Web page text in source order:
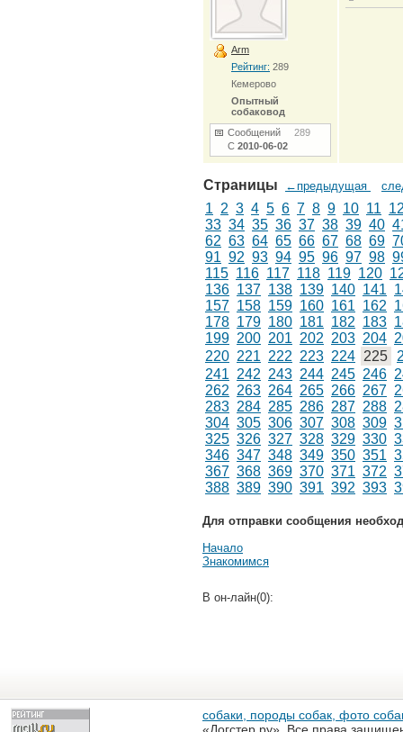
Arm
Рейтинг: 289
Кемерово
Опытный
собаковод
Сообщений 289
С 2010-06-02
Страницы ←предыдущая
1 2 3 4 5 6 7 8 9 10 11
33 34 35 36 37 38 39 40
62 63 64 65 66 67 68 69
91 92 93 94 95 96 97 98
115 116 117 118 119 120
136 137 138 139 140 141
157 158 159 160 161 162
178 179 180 181 182 183
199 200 201 202 203 204
220 221 222 223 224 225
241 242 243 244 245 246
262 263 264 265 266 267
283 284 285 286 287 288
304 305 306 307 308 309
325 326 327 328 329 330
346 347 348 349 350 351
367 368 369 370 371 372
388 389 390 391 392 393
Для отправки сообщения
Начало
Знакомимся
В он-лайн(0):
собаки, породы собак, фото